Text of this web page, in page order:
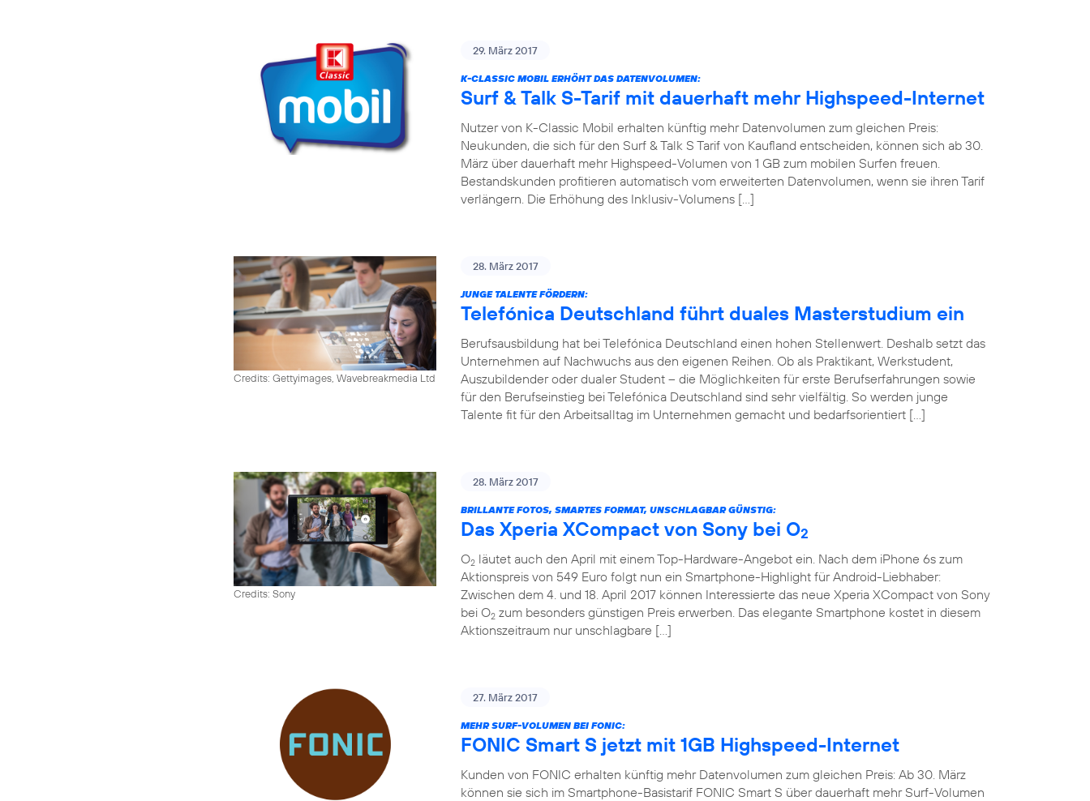
29. März 2017
K-CLASSIC MOBIL ERHÖHT DAS DATENVOLUMEN:
Surf & Talk S-Tarif mit dauerhaft mehr Highspeed-Internet
Nutzer von K-Classic Mobil erhalten künftig mehr Datenvolumen zum gleichen Preis:
Neukunden, die sich für den Surf & Talk S Tarif von Kaufland entscheiden, können sich ab 30.
März über dauerhaft mehr Highspeed-Volumen von 1 GB zum mobilen Surfen freuen.
Bestandskunden profitieren automatisch vom erweiterten Datenvolumen, wenn sie ihren Tarif
verlängern. Die Erhöhung des Inklusiv-Volumens […]
Credits: Gettyimages, Wavebreakmedia Ltd
28. März 2017
JUNGE TALENTE FÖRDERN:
Telefónica Deutschland führt duales Masterstudium ein
Berufsausbildung hat bei Telefónica Deutschland einen hohen Stellenwert. Deshalb setzt das
Unternehmen auf Nachwuchs aus den eigenen Reihen. Ob als Praktikant, Werkstudent,
Auszubildender oder dualer Student – die Möglichkeiten für erste Berufserfahrungen sowie
für den Berufseinstieg bei Telefónica Deutschland sind sehr vielfältig. So werden junge
Talente fit für den Arbeitsalltag im Unternehmen gemacht und bedarfsorientiert […]
Credits: Sony
28. März 2017
BRILLANTE FOTOS, SMARTES FORMAT, UNSCHLAGBAR GÜNSTIG:
Das Xperia XCompact von Sony bei O2
O2 läutet auch den April mit einem Top-Hardware-Angebot ein. Nach dem iPhone 6s zum
Aktionspreis von 549 Euro folgt nun ein Smartphone-Highlight für Android-Liebhaber:
Zwischen dem 4. und 18. April 2017 können Interessierte das neue Xperia XCompact von Sony
bei O2 zum besonders günstigen Preis erwerben. Das elegante Smartphone kostet in diesem
Aktionszeitraum nur unschlagbare […]
27. März 2017
MEHR SURF-VOLUMEN BEI FONIC:
FONIC Smart S jetzt mit 1GB Highspeed-Internet
Kunden von FONIC erhalten künftig mehr Datenvolumen zum gleichen Preis: Ab 30. März
können sie sich im Smartphone-Basistarif FONIC Smart S über dauerhaft mehr Surf-Volumen